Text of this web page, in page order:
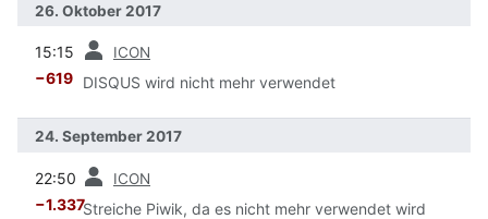
26. Oktober 2017
15:15 ICON
−619 DISQUS wird nicht mehr verwendet
24. September 2017
22:50 ICON
−1.337Streiche Piwik, da es nicht mehr verwendet wird